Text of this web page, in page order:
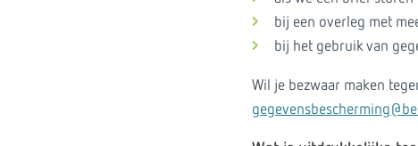
bij een overleg met
bij het gebruik van
Wil je bezwaar maken